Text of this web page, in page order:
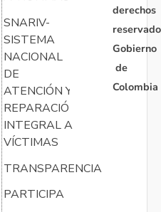
SNARIV-
SISTEMA
NACIONAL
DE
ATENCIÓN Y
REPARACIÓN
INTEGRAL A
VÍCTIMAS
TRANSPARENCIA
PARTICIPA
derechos
Gobierno
de
Colombia